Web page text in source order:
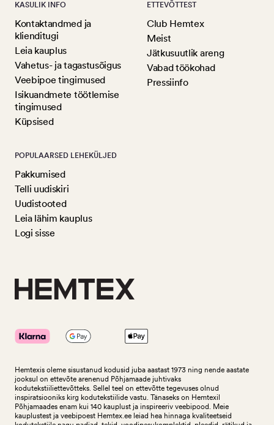
KASULIK INFO
Kontaktandmed ja
klienditugi
Leia kauplus
Vahetus- ja tagastusõigus
Veebipoe tingimused
Isikuandmete töötlemise
tingimused
Küpsised
ETTEVÕTTEST
Club Hemtex
Meist
Jätkusuutlik areng
Vabad töökohad
Pressiinfo
POPULAARSED LEHEKÜLJED
Pakkumised
Telli uudiskiri
Uudistooted
Leia lähim kauplus
Logi sisse
Hemtexis oleme sisustanud kodusid juba aastast 1973 ning nende aastate
jooksul on ettevõte arenenud Põhjamaade juhtivaks
kodutekstiiliettevõtteks. Sellel teel on ettevõtte tegevuses olnud
inspiratsiooniks kirg kodutekstiilide vastu. Tänaseks on Hemtexil
Põhjamaades enam kui 140 kauplust ja inspireeriv veebipood. Meie
kauplustest ja veebipoest Hemtex.ee leiad hea hinnaga kvaliteetseid